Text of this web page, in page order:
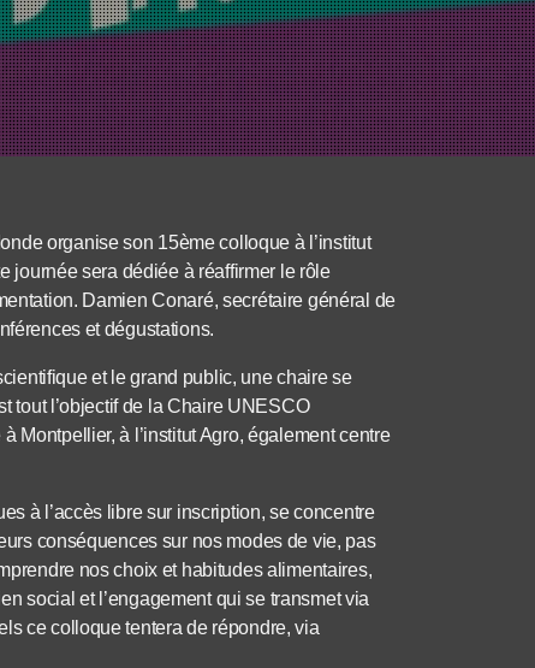
organise son 15ème colloque à l’institut
journée sera dédiée à réaffirmer le rôle
Damien Conaré, secrétaire général de
et dégustations.
et le grand public, une chaire se
tout l’objectif de la Chaire UNESCO
Montpellier, à l’institut Agro, également centre
à l’accès libre sur inscription, se concentre
conséquences sur nos modes de vie, pas
nos choix et habitudes alimentaires,
social et l’engagement qui se transmet via
ce colloque tentera de répondre, via